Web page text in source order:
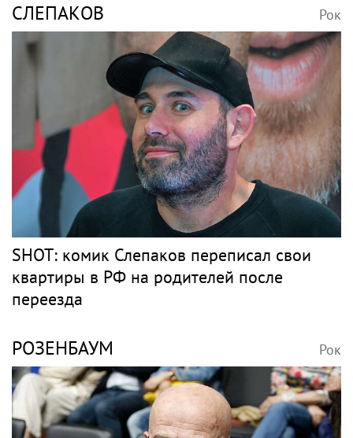
СЛЕПАКОВ Рок
SHOT: комик Слепаков переписал свои
квартиры в РФ на родителей после
переезда
РОЗЕНБАУМ Рок